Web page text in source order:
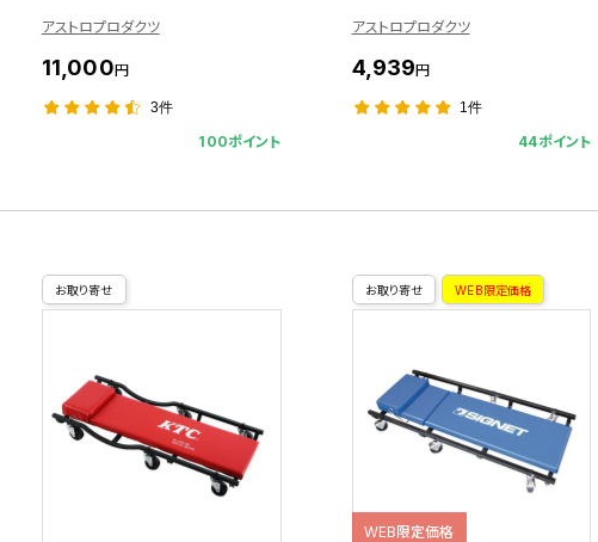
アストロプロダクツ
11,000円
3件
100ポイント
アストロプロダクツ
4,939円
1件
44ポイント
お取り寄せ お取り寄せ WEB限定価格
WEB限定価格